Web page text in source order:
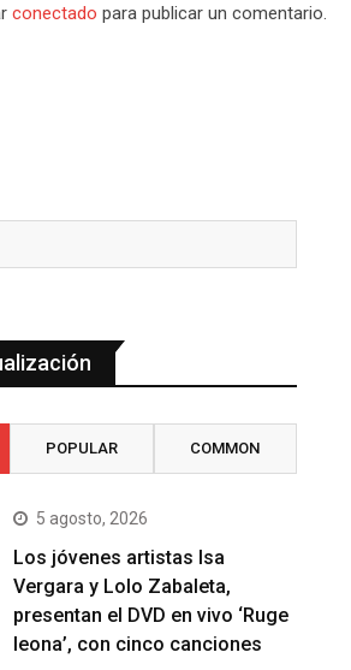
conectado para publicar un comentario.
POPULAR COMMON
5 agosto, 2026
Los jóvenes artistas Isa
Vergara y Lolo Zabaleta,
presentan el DVD en vivo ‘Ruge
leona’, con cinco canciones